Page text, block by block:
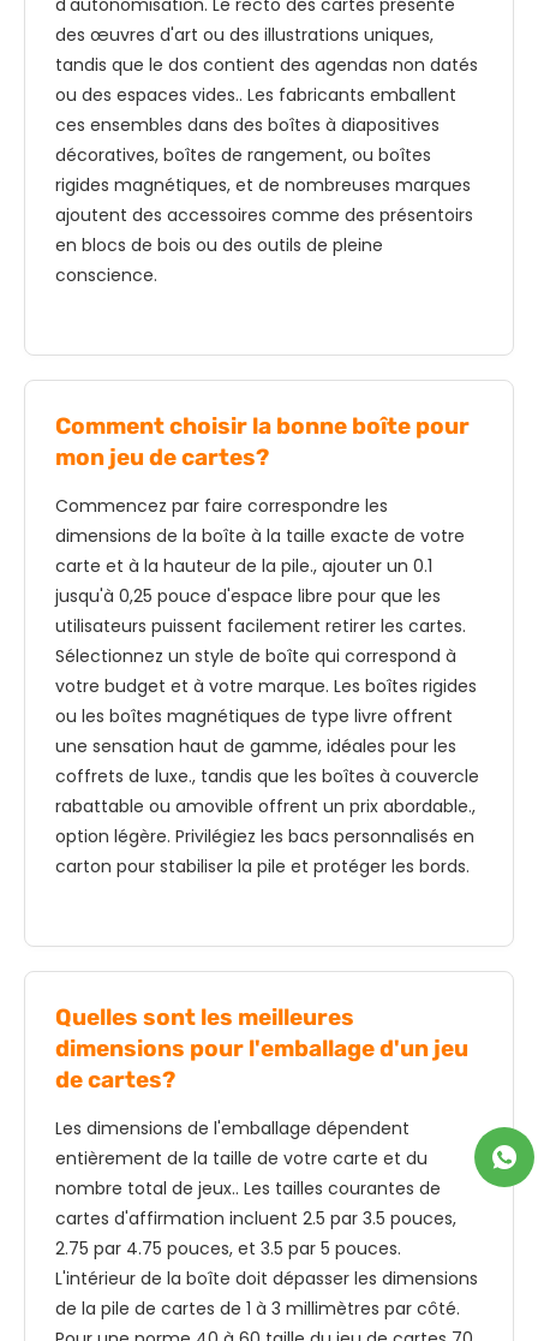
d'autonomisation. Le recto des cartes présente
des œuvres d'art ou des illustrations uniques,
tandis que le dos contient des agendas non datés
ou des espaces vides.. Les fabricants emballent
ces ensembles dans des boîtes à diapositives
décoratives, boîtes de rangement, ou boîtes
rigides magnétiques, et de nombreuses marques
ajoutent des accessoires comme des présentoirs
en blocs de bois ou des outils de pleine
conscience.
Comment choisir la bonne boîte pour
mon jeu de cartes?
Commencez par faire correspondre les
dimensions de la boîte à la taille exacte de votre
carte et à la hauteur de la pile., ajouter un 0.1
jusqu'à 0,25 pouce d'espace libre pour que les
utilisateurs puissent facilement retirer les cartes.
Sélectionnez un style de boîte qui correspond à
votre budget et à votre marque. Les boîtes rigides
ou les boîtes magnétiques de type livre offrent
une sensation haut de gamme, idéales pour les
coffrets de luxe., tandis que les boîtes à couvercle
rabattable ou amovible offrent un prix abordable.,
option légère. Privilégiez les bacs personnalisés en
carton pour stabiliser la pile et protéger les bords.
Quelles sont les meilleures
dimensions pour l'emballage d'un jeu
de cartes?
Les dimensions de l'emballage dépendent
entièrement de la taille de votre carte et du
nombre total de jeux.. Les tailles courantes de
cartes d'affirmation incluent 2.5 par 3.5 pouces,
2.75 par 4.75 pouces, et 3.5 par 5 pouces.
L'intérieur de la boîte doit dépasser les dimensions
de la pile de cartes de 1 à 3 millimètres par côté.